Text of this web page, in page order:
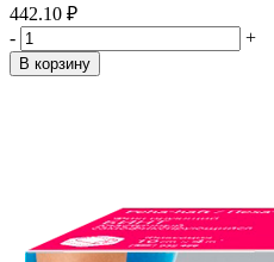
442.10 ₽
-
+
В корзину